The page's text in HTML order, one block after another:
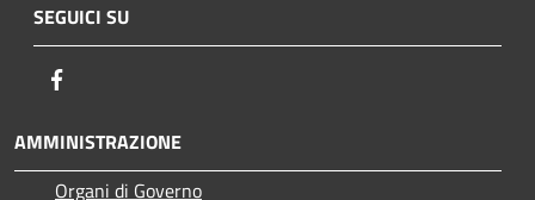
SEGUICI SU
AMMINISTRAZIONE
Organi di Governo